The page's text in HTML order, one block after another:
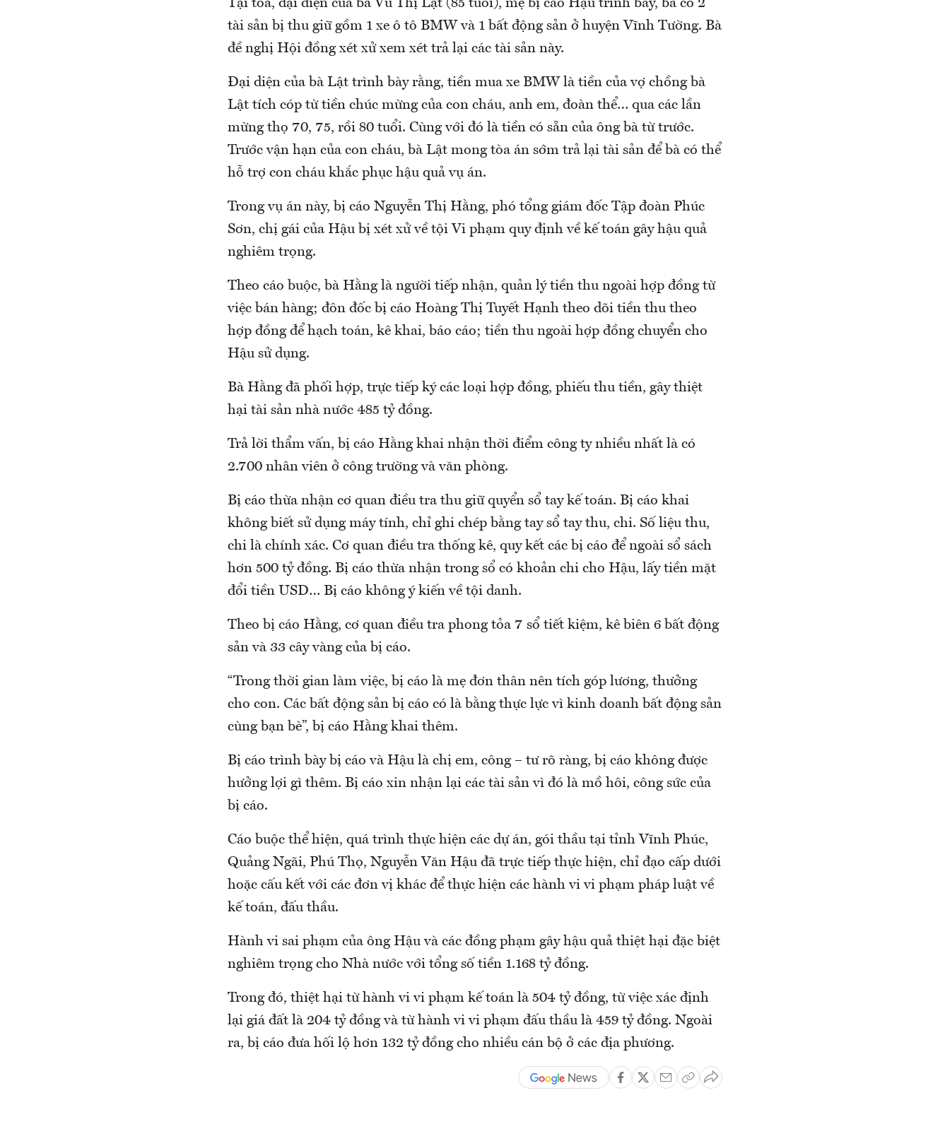
Tại tòa, đại diện của bà Vũ Thị Lật (85 tuổi), mẹ bị cáo Hậu trình bày, bà có 2
tài sản bị thu giữ gồm 1 xe ô tô BMW và 1 bất động sản ở huyện Vĩnh Tường. Bà
đề nghị Hội đồng xét xử xem xét trả lại các tài sản này.
Đại diện của bà Lật trình bày rằng, tiền mua xe BMW là tiền của vợ chồng bà
Lật tích cóp từ tiền chúc mừng của con cháu, anh em, đoàn thể… qua các lần
mừng thọ 70, 75, rồi 80 tuổi. Cùng với đó là tiền có sẵn của ông bà từ trước.
Trước vận hạn của con cháu, bà Lật mong tòa án sớm trả lại tài sản để bà có thể
hỗ trợ con cháu khắc phục hậu quả vụ án.
Trong vụ án này, bị cáo Nguyễn Thị Hằng, phó tổng giám đốc Tập đoàn Phúc
Sơn, chị gái của Hậu bị xét xử về tội Vi phạm quy định về kế toán gây hậu quả
nghiêm trọng.
Theo cáo buộc, bà Hằng là người tiếp nhận, quản lý tiền thu ngoài hợp đồng từ
việc bán hàng; đôn đốc bị cáo Hoàng Thị Tuyết Hạnh theo dõi tiền thu theo
hợp đồng để hạch toán, kê khai, báo cáo; tiền thu ngoài hợp đồng chuyển cho
Hậu sử dụng.
Bà Hằng đã phối hợp, trực tiếp ký các loại hợp đồng, phiếu thu tiền, gây thiệt
hại tài sản nhà nước 485 tỷ đồng.
Trả lời thẩm vấn, bị cáo Hằng khai nhận thời điểm công ty nhiều nhất là có
2.700 nhân viên ở công trường và văn phòng.
Bị cáo thừa nhận cơ quan điều tra thu giữ quyển sổ tay kế toán. Bị cáo khai
không biết sử dụng máy tính, chỉ ghi chép bằng tay sổ tay thu, chi. Số liệu thu,
chi là chính xác. Cơ quan điều tra thống kê, quy kết các bị cáo để ngoài sổ sách
hơn 500 tỷ đồng. Bị cáo thừa nhận trong sổ có khoản chi cho Hậu, lấy tiền mặt
đổi tiền USD… Bị cáo không ý kiến về tội danh.
Theo bị cáo Hằng, cơ quan điều tra phong tỏa 7 sổ tiết kiệm, kê biên 6 bất động
sản và 33 cây vàng của bị cáo.
“Trong thời gian làm việc, bị cáo là mẹ đơn thân nên tích góp lương, thưởng
cho con. Các bất động sản bị cáo có là bằng thực lực vì kinh doanh bất động sản
cùng bạn bè”, bị cáo Hằng khai thêm.
Bị cáo trình bày bị cáo và Hậu là chị em, công – tư rõ ràng, bị cáo không được
hưởng lợi gì thêm. Bị cáo xin nhận lại các tài sản vì đó là mồ hôi, công sức của
bị cáo.
Cáo buộc thể hiện, quá trình thực hiện các dự án, gói thầu tại tỉnh Vĩnh Phúc,
Quảng Ngãi, Phú Thọ, Nguyễn Văn Hậu đã trực tiếp thực hiện, chỉ đạo cấp dưới
hoặc cấu kết với các đơn vị khác để thực hiện các hành vi vi phạm pháp luật về
kế toán, đấu thầu.
Hành vi sai phạm của ông Hậu và các đồng phạm gây hậu quả thiệt hại đặc biệt
nghiêm trọng cho Nhà nước với tổng số tiền 1.168 tỷ đồng.
Trong đó, thiệt hại từ hành vi vi phạm kế toán là 504 tỷ đồng, từ việc xác định
lại giá đất là 204 tỷ đồng và từ hành vi vi phạm đấu thầu là 459 tỷ đồng. Ngoài
ra, bị cáo đưa hối lộ hơn 132 tỷ đồng cho nhiều cán bộ ở các địa phương.